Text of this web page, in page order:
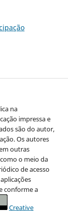
na
impressa e
são do autor,
Os autores
outras
o meio da
de acesso
conforme a
Creative